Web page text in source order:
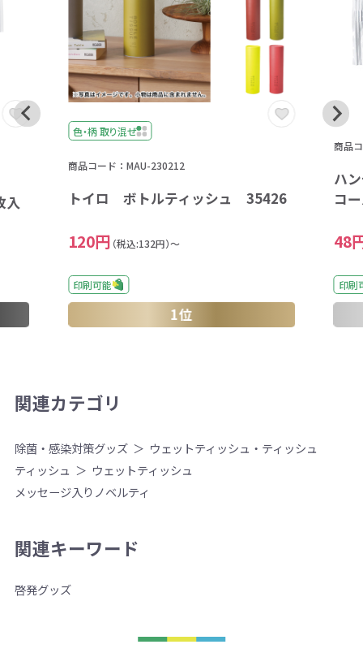
入
色・柄 取り混ぜ
商品コード：MAU-230212
トイロ ボトルティッシュ 35426
120円 （税込:132円）～
印刷可能
1位
商品
ハ
コ
48
印刷
関連カテゴリ
除菌・感染対策グッズ
ウェットティッシュ・ティッシュ
ティッシュ
ウェットティッシュ
メッセージ入りノベルティ
関連キーワード
啓発グッズ